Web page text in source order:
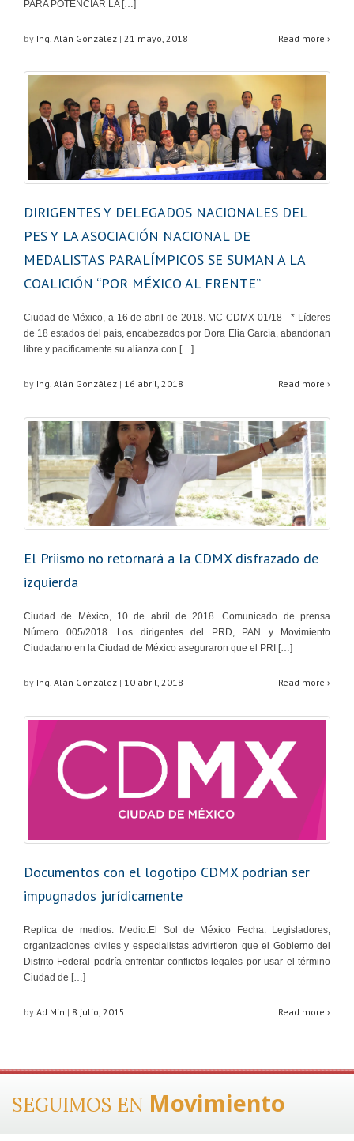
PARA POTENCIAR LA […]
by Ing. Alán González | 21 mayo, 2018 Read more ›
DIRIGENTES Y DELEGADOS NACIONALES DEL
PES Y LA ASOCIACIÓN NACIONAL DE
MEDALISTAS PARALÍMPICOS SE SUMAN A LA
COALICIÓN “POR MÉXICO AL FRENTE”
Ciudad de México, a 16 de abril de 2018. MC-CDMX-01/18 * Líderes
de 18 estados del país, encabezados por Dora Elia García, abandonan
libre y pacíficamente su alianza con […]
by Ing. Alán González | 16 abril, 2018 Read more ›
El Priismo no retornará a la CDMX disfrazado de
izquierda
Ciudad de México, 10 de abril de 2018. Comunicado de prensa
Número 005/2018. Los dirigentes del PRD, PAN y Movimiento
Ciudadano en la Ciudad de México aseguraron que el PRI […]
by Ing. Alán González | 10 abril, 2018 Read more ›
Documentos con el logotipo CDMX podrían ser
impugnados jurídicamente
Replica de medios. Medio:El Sol de México Fecha: Legisladores,
organizaciones civiles y especialistas advirtieron que el Gobierno del
Distrito Federal podría enfrentar conflictos legales por usar el término
Ciudad de […]
by Ad Min | 8 julio, 2015 Read more ›
SEGUIMOS EN Movimiento